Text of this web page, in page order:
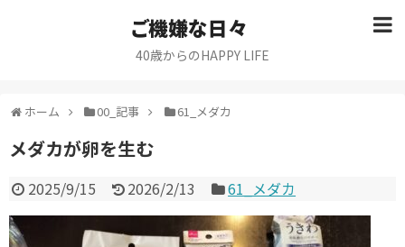
ご機嫌な日々
40歳からのHAPPY LIFE
ホーム 00_記事 61_メダカ
メダカが卵を生む
2025/9/15 2026/2/13 61_メダカ